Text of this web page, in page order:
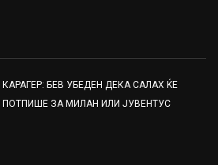
КАРАГЕР: БЕВ УБЕДЕН ДЕКА САЛАХ ЌЕ
ПОТПИШЕ ЗА МИЛАН ИЛИ ЈУВЕНТУС